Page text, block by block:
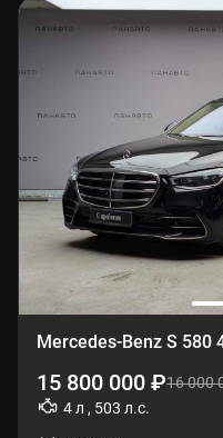
Mercedes-Benz S 580
15 800 000 ₽16 000
4 л , 503 л.с.